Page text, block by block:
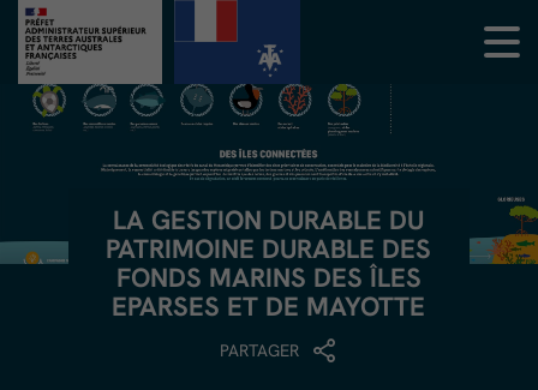
LA GESTION DURABLE DU
PATRIMOINE DURABLE DES
FONDS MARINS DES ÎLES
EPARSES ET DE MAYOTTE
PARTAGER